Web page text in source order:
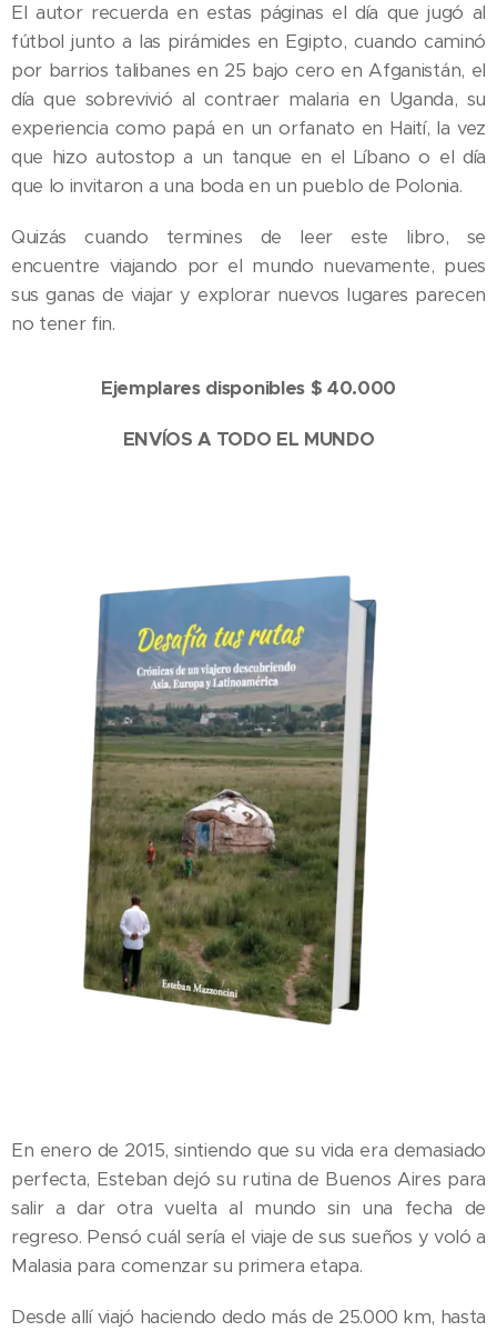
El autor recuerda en estas páginas el día que jugó al
fútbol junto a las pirámides en Egipto, cuando caminó
por barrios talibanes en 25 bajo cero en Afganistán, el
día que sobrevivió al contraer malaria en Uganda, su
experiencia como papá en un orfanato en Haití, la vez
que hizo autostop a un tanque en el Líbano o el día
que lo invitaron a una boda en un pueblo de Polonia.
Quizás cuando termines de leer este libro, se
encuentre viajando por el mundo nuevamente, pues
sus ganas de viajar y explorar nuevos lugares parecen
no tener fin.
Ejemplares disponibles $ 40.000
ENVÍOS A TODO EL MUNDO
En enero de 2015, sintiendo que su vida era demasiado
perfecta, Esteban dejó su rutina de Buenos Aires para
salir a dar otra vuelta al mundo sin una fecha de
regreso. Pensó cuál sería el viaje de sus sueños y voló a
Malasia para comenzar su primera etapa.
Desde allí viajó haciendo dedo más de 25.000 km, hasta